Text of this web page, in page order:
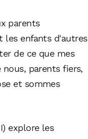
parents
les enfants d'autres
de ce que mes
parents fiers,
et sommes
explore les